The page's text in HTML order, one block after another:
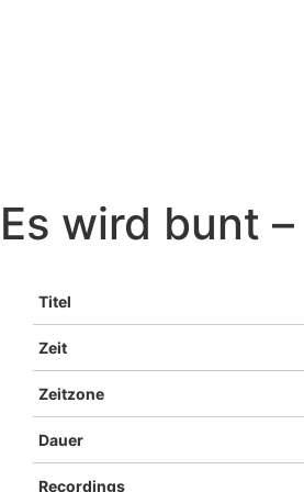
Es wird bunt
Titel
Zeit
Zeitzone
Dauer
Recordings